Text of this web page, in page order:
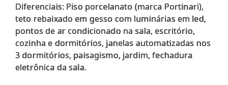
Diferenciais: Piso porcelanato (marca Portinari),
teto rebaixado em gesso com luminárias em led,
pontos de ar condicionado na sala, escritório,
cozinha e dormitórios, janelas automatizadas nos
3 dormitórios, paisagismo, jardim, fechadura
eletrônica da sala.